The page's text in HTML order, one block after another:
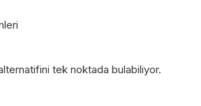
tek noktada bulabiliyor.